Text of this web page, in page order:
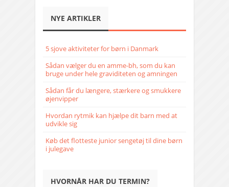
NYE ARTIKLER
5 sjove aktiviteter for børn i Danmark
Sådan vælger du en amme-bh, som du kan
bruge under hele graviditeten og amningen
Sådan får du længere, stærkere og smukkere
øjenvipper
Hvordan rytmik kan hjælpe dit barn med at
udvikle sig
Køb det flotteste junior sengetøj til dine børn
i julegave
HVORNÅR HAR DU TERMIN?